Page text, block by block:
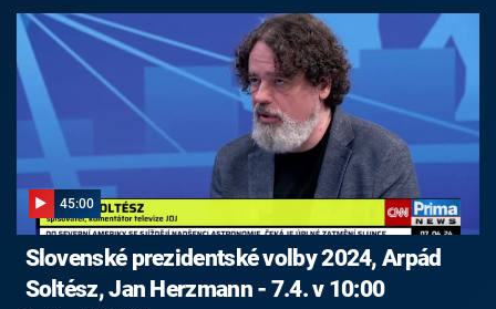
45:00
Slovenské prezidentské volby 2024, Arpád
Soltész, Jan Herzmann - 7.4. v 10:00